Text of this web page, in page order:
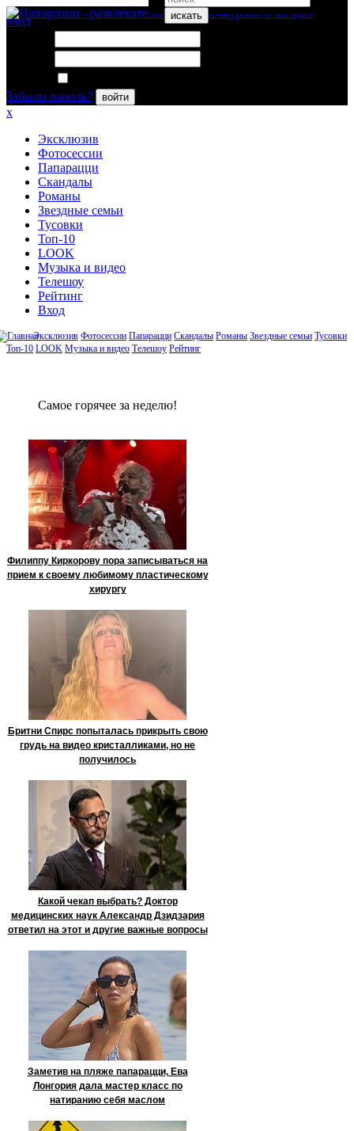
искать
вход
Забыли пароль?
войти
x
Эксклюзив
Фотосессии
Папарацци
Скандалы
Романы
Звездные семьи
Тусовки
Топ-10
LOOK
Музыка и видео
Телешоу
Рейтинг
Вход
Эксклюзив Фотосессии Папарацци Скандалы Романы Звездные семьи Тусовки
Топ-10 LOOK Музыка и видео Телешоу Рейтинг
Сaмое гoрячее за неделю!
Филиппу Киркорову пора записываться на
прием к своему любимому пластическому
хирургу
Бритни Спирс попыталась прикрыть свою
грудь на видео кристалликами, но не
получилось
Какой чекап выбрать? Доктор
медицинских наук Александр Дзидзария
ответил на этот и другие важные вопросы
Заметив на пляже папарацци, Ева
Лонгория дала мастер класс по
натиранию себя маслом